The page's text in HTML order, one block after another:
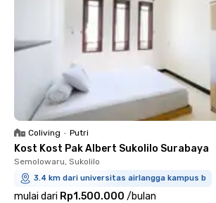
Coliving • Putri
Kost Kost Pak Albert Sukolilo Surabaya
Semolowaru, Sukolilo
3.4 km dari universitas airlangga kampus b
mulai dari Rp1.500.000 /bulan